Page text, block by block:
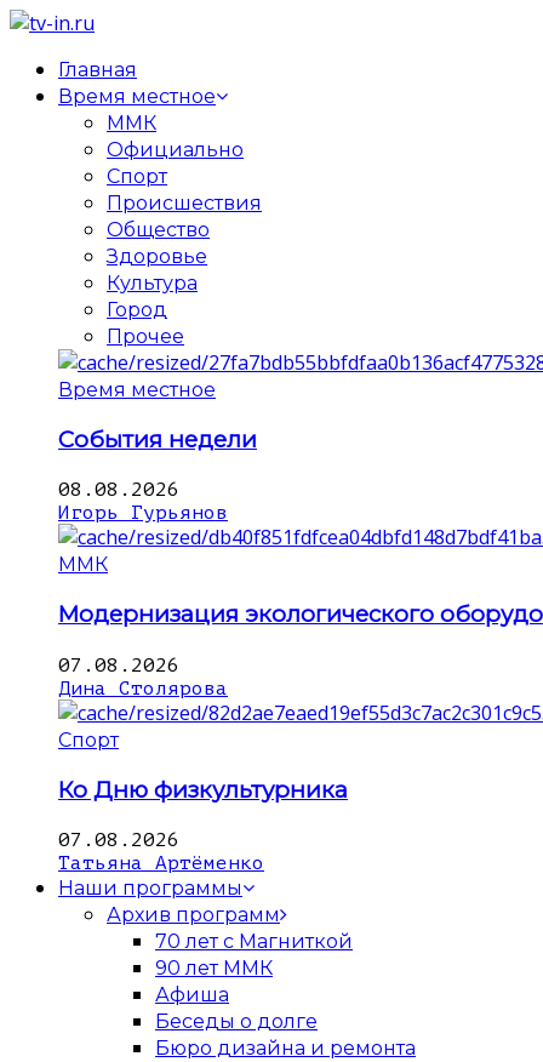
Главная
Время местное
ММК
Официально
Спорт
Происшествия
Общество
Здоровье
Культура
Город
Прочее
Время местное
События недели
08.08.2026
Игорь Гурьянов
ММК
Модернизация экологического
07.08.2026
Дина Столярова
Спорт
Ко Дню физкультурника
07.08.2026
Татьяна Артёменко
Наши программы
Архив программ
70 лет с Магниткой
90 лет ММК
Афиша
Беседы о долге
Бюро дизайна и ремонта